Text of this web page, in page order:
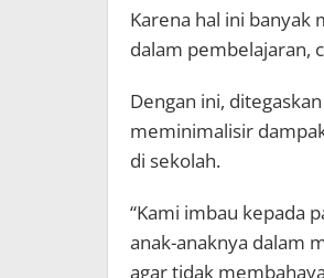
Karena hal ini banyak
dalam pembelajaran,
Dengan ini,
meminimalisir
di sekolah.
“Kami imbau kepada
anak-anaknya dalam
agar tidak